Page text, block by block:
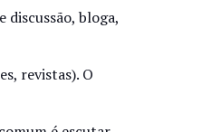
discussão, bloga,
revistas). O